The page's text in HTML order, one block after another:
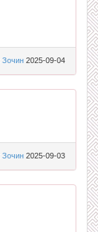
Зочин 2025-09-04
Зочин 2025-09-03